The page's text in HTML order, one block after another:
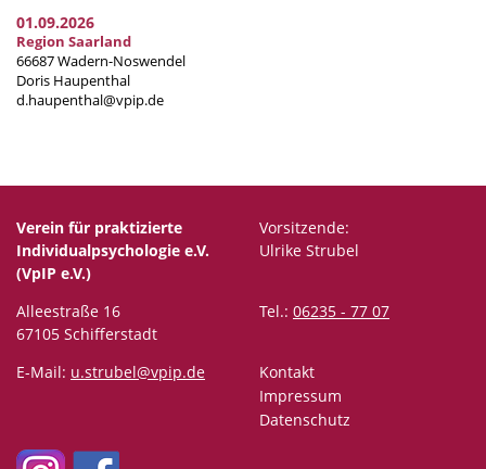
01.09.2026
Region Saarland
66687 Wadern-Noswendel
Doris Haupenthal
d.haupenthal@vpip.de
Verein für praktizierte
Individualpsychologie e.V.
(VpIP e.V.)
Vorsitzende:
Ulrike Strubel
Alleestraße 16
67105 Schifferstadt
Tel.: 06235 - 77 07
E-Mail: u.strubel@vpip.de
Kontakt
Impressum
Datenschutz